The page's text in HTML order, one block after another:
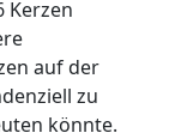
Kerzen
auf der
zu
könnte.